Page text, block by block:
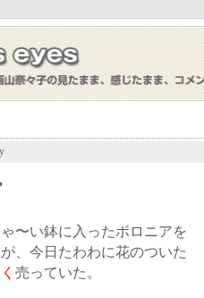
〜い鉢に入ったボロニアを
、今日たわわに花のついた
売っていた。